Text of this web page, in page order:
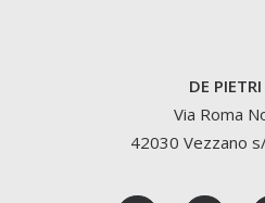
DE
Via Roma
42030 Vezzano